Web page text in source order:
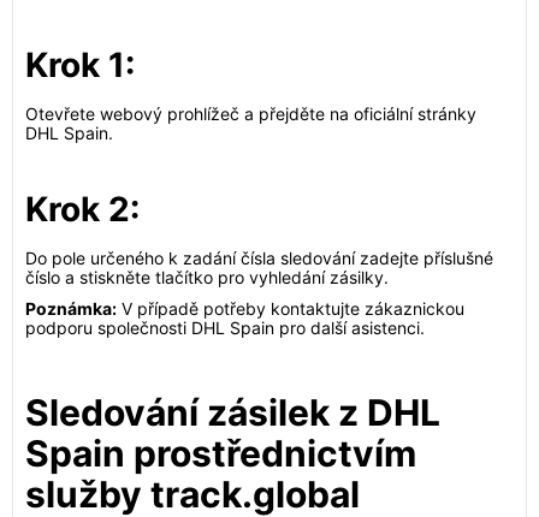
Krok 1:
Otevřete webový prohlížeč a přejděte na oficiální stránky
DHL Spain.
Krok 2:
Do pole určeného k zadání čísla sledování zadejte příslušné
číslo a stiskněte tlačítko pro vyhledání zásilky.
Poznámka: V případě potřeby kontaktujte zákaznickou
podporu společnosti DHL Spain pro další asistenci.
Sledování zásilek z DHL
Spain prostřednictvím
služby track.global